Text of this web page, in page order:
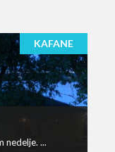
KAFANE
nedelje. ...